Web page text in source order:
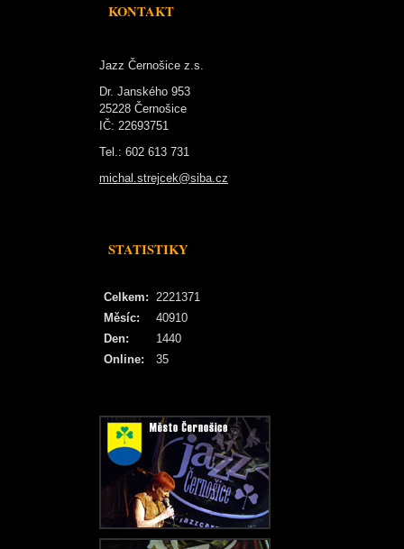
KONTAKT
Jazz Černošice z.s.
Dr. Janského 953
25228 Černošice
IČ: 22693751
Tel.: 602 613 731
michal.strejcek@siba.cz
STATISTIKY
Online: 35
Celkem: 2221371
Měsíc:
40910
Den:
1440